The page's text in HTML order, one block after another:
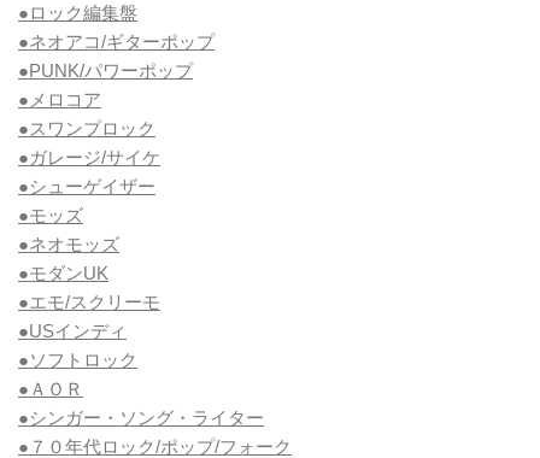
●ロック編集盤
●ネオアコ/ギターポップ
●PUNK/パワーポップ
●メロコア
●スワンプロック
●ガレージ/サイケ
●シューゲイザー
●モッズ
●ネオモッズ
●モダンUK
●エモ/スクリーモ
●USインディ
●ソフトロック
●ＡＯＲ
●シンガー・ソング・ライター
●７０年代ロック/ポップ/フォーク